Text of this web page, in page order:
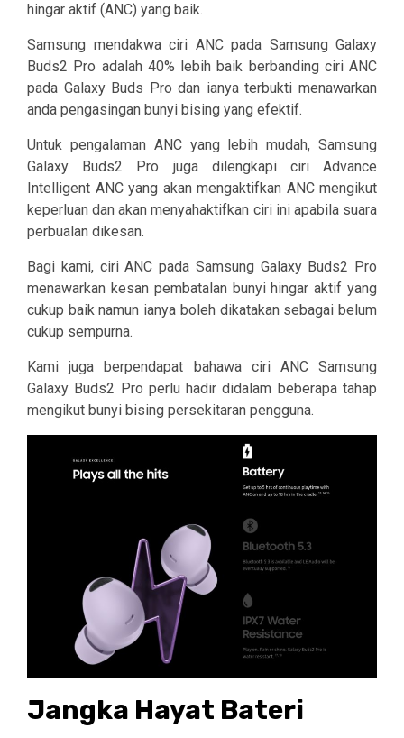
hingar aktif (ANC) yang baik.
Samsung mendakwa ciri ANC pada Samsung Galaxy
Buds2 Pro adalah 40% lebih baik berbanding ciri ANC
pada Galaxy Buds Pro dan ianya terbukti menawarkan
anda pengasingan bunyi bising yang efektif.
Untuk pengalaman ANC yang lebih mudah, Samsung
Galaxy Buds2 Pro juga dilengkapi ciri Advance
Intelligent ANC yang akan mengaktifkan ANC mengikut
keperluan dan akan menyahaktifkan ciri ini apabila suara
perbualan dikesan.
Bagi kami, ciri ANC pada Samsung Galaxy Buds2 Pro
menawarkan kesan pembatalan bunyi hingar aktif yang
cukup baik namun ianya boleh dikatakan sebagai belum
cukup sempurna.
Kami juga berpendapat bahawa ciri ANC Samsung
Galaxy Buds2 Pro perlu hadir didalam beberapa tahap
mengikut bunyi bising persekitaran pengguna.
Jangka Hayat Bateri